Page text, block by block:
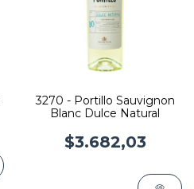
3270 - Portillo Sauvignon
Blanc Dulce Natural
$3.682,03